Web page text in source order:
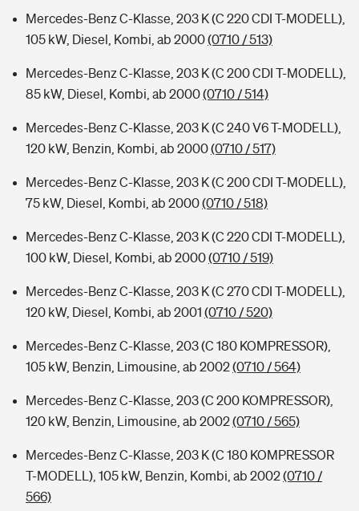
Mercedes-Benz C-Klasse, 203 K (C 220 CDI T-MODELL),
105 kW, Diesel, Kombi, ab 2000(0710 / 513)
Mercedes-Benz C-Klasse, 203 K (C 200 CDI T-MODELL),
85 kW, Diesel, Kombi, ab 2000(0710 / 514)
Mercedes-Benz C-Klasse, 203 K (C 240 V6 T-MODELL),
120 kW, Benzin, Kombi, ab 2000(0710 / 517)
Mercedes-Benz C-Klasse, 203 K (C 200 CDI T-MODELL),
75 kW, Diesel, Kombi, ab 2000(0710 / 518)
Mercedes-Benz C-Klasse, 203 K (C 220 CDI T-MODELL),
100 kW, Diesel, Kombi, ab 2000(0710 / 519)
Mercedes-Benz C-Klasse, 203 K (C 270 CDI T-MODELL),
120 kW, Diesel, Kombi, ab 2001 (0710 / 520)
Mercedes-Benz C-Klasse, 203 (C 180 KOMPRESSOR),
105 kW, Benzin, Limousine, ab 2002(0710 / 564)
Mercedes-Benz C-Klasse, 203 (C 200 KOMPRESSOR),
120 kW, Benzin, Limousine, ab 2002(0710 / 565)
Mercedes-Benz C-Klasse, 203 K (C 180 KOMPRESSOR
T-MODELL), 105 kW, Benzin, Kombi, ab 2002(0710 /
566)